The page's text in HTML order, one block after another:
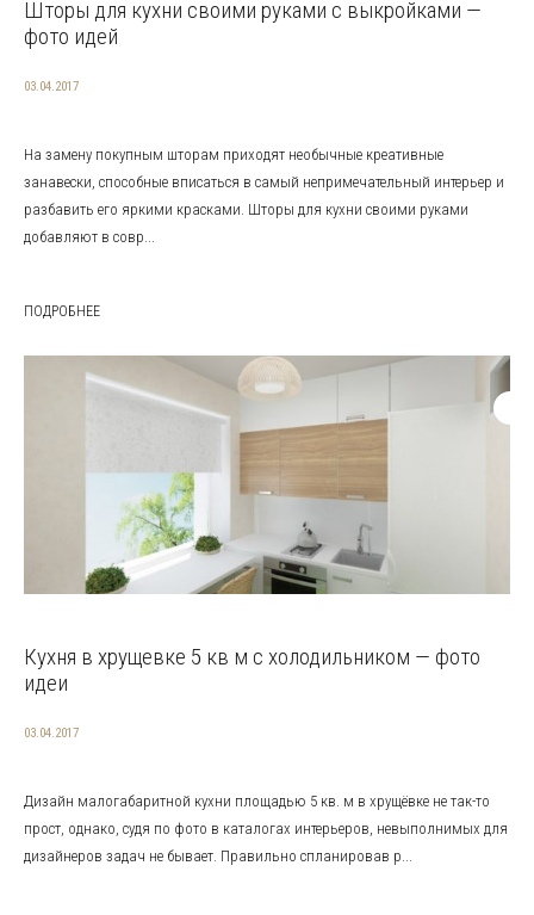
Шторы для кухни своими руками с выкройками —
фото идей
03.04.2017
На замену покупным шторам приходят необычные креативные
занавески, способные вписаться в самый непримечательный интерьер и
разбавить его яркими красками. Шторы для кухни своими руками
добавляют в совр...
ПОДРОБНЕЕ
Кухня в хрущевке 5 кв м с холодильником — фото
идеи
03.04.2017
Дизайн малогабаритной кухни площадью 5 кв. м в хрущёвке не так-то
прост, однако, судя по фото в каталогах интерьеров, невыполнимых для
дизайнеров задач не бывает. Правильно спланировав р...